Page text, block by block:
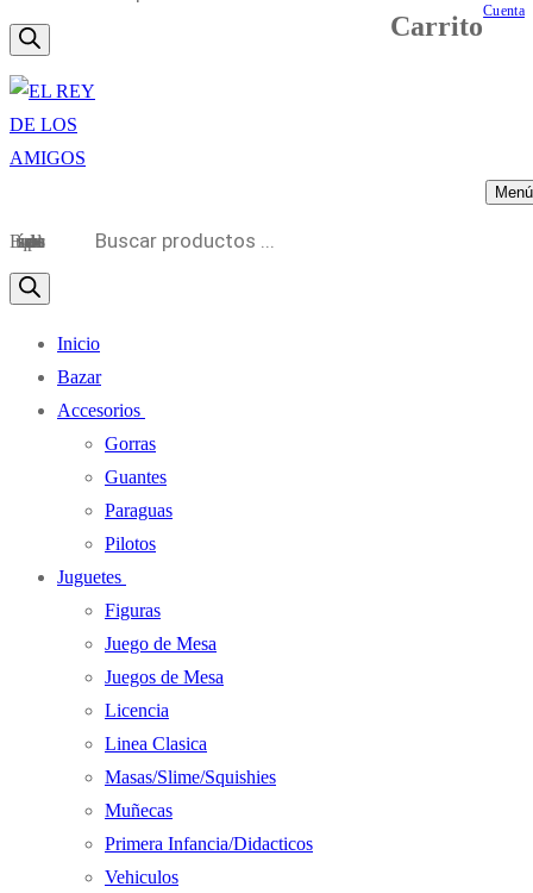
CarritoCuenta
Menú
Búsqueda de productos
Inicio
Bazar
Accesorios
Gorras
Guantes
Paraguas
Pilotos
Juguetes
Figuras
Juego de Mesa
Juegos de Mesa
Licencia
Linea Clasica
Masas/Slime/Squishies
Muñecas
Primera Infancia/Didacticos
Vehiculos